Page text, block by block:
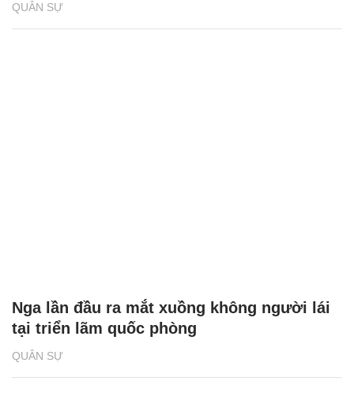
QUÂN SỰ
QUÂN SỰ
Nga lần đầu ra mắt xuồng không người lái
tại triển lãm quốc phòng